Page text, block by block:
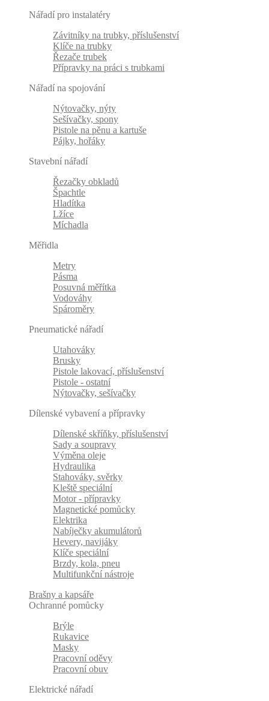
Nářadí pro instalatéry
Závitníky na trubky, příslušenství
Klíče na trubky
Řezače trubek
Přípravky na práci s trubkami
Nářadí na spojování
Nýtovačky, nýty
Sešívačky, spony
Pistole na pěnu a kartuše
Pájky, hořáky
Stavební nářadí
Řezačky obkladů
Špachtle
Hladítka
Lžíce
Míchadla
Měřidla
Metry
Pásma
Posuvná měřítka
Vodováhy
Spároměry
Pneumatické nářadí
Utahováky
Brusky
Pistole lakovací, příslušenství
Pistole - ostatní
Nýtovačky, sešívačky
Dílenské vybavení a přípravky
Dílenské skříňky, příslušenství
Sady a soupravy
Výměna oleje
Hydraulika
Stahováky, svěrky
Kleště speciální
Motor - přípravky
Magnetické pomůcky
Elektrika
Nabíječky akumulátorů
Hevery, navijáky
Klíče speciální
Brzdy, kola, pneu
Multifunkční nástroje
Brašny a kapsáře
Ochranné pomůcky
Brýle
Rukavice
Masky
Pracovní oděvy
Pracovní obuv
Elektrické nářadí